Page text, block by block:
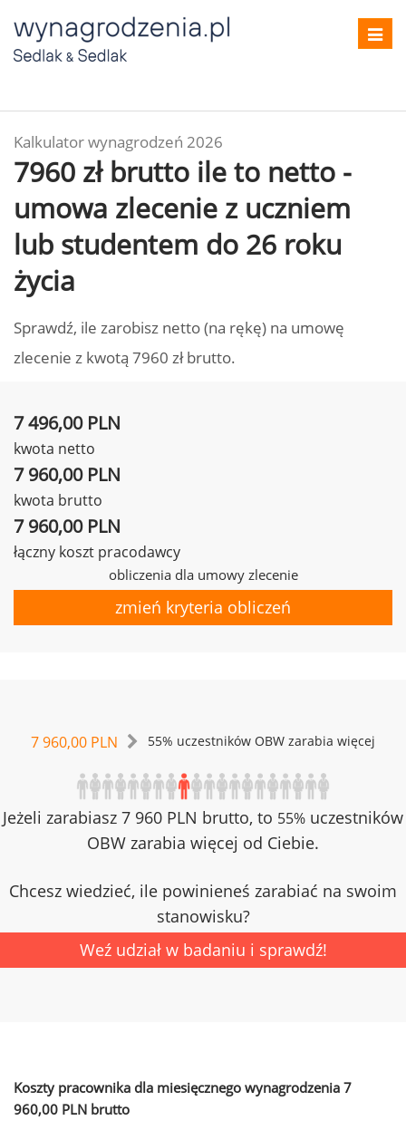
Kalkulator wynagrodzeń 2026
7960 zł brutto ile to netto -
umowa zlecenie z uczniem
lub studentem do 26 roku
życia
Sprawdź, ile zarobisz netto (na rękę) na umowę
zlecenie z kwotą 7960 zł brutto.
7 496,00 PLN
kwota netto
7 960,00 PLN
kwota brutto
7 960,00 PLN
łączny koszt pracodawcy
obliczenia dla umowy zlecenie
zmień kryteria obliczeń
7 960,00 PLN 55% uczestników OBW zarabia więcej
Jeżeli zarabiasz 7 960 PLN brutto, to 55% uczestników
OBW zarabia więcej od Ciebie.
Chcesz wiedzieć, ile powinieneś zarabiać na swoim
stanowisku?
Weź udział w badaniu i sprawdź!
Koszty pracownika dla miesięcznego wynagrodzenia 7
960,00 PLN brutto